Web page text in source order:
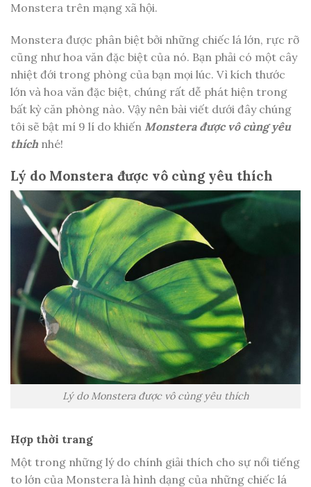
Monstera trên mạng xã hội.
Monstera được phân biệt bởi những chiếc lá lớn, rực rỡ
cũng như hoa văn đặc biệt của nó. Bạn phải có một cây
nhiệt đới trong phòng của bạn mọi lúc. Vì kích thước
lớn và hoa văn đặc biệt, chúng rất dễ phát hiện trong
bất kỳ căn phòng nào. Vậy nên bài viết dưới đây chúng
tôi sẽ bật mí 9 lí do khiến Monstera được vô cùng yêu
thích nhé!
Lý do Monstera được vô cùng yêu thích
Lý do Monstera được vô cùng yêu thích
Hợp thời trang
Một trong những lý do chính giải thích cho sự nổi tiếng
to lớn của Monstera là hình dạng của những chiếc lá